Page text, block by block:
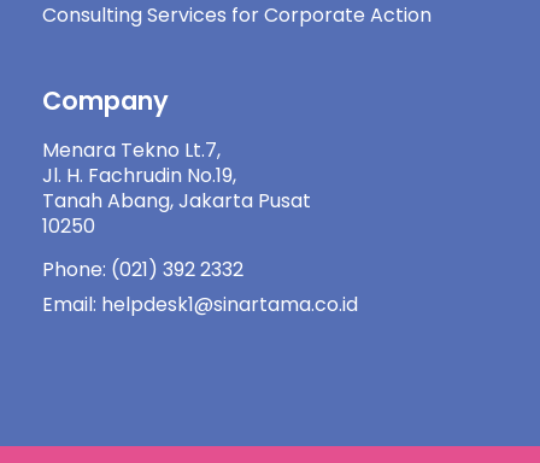
Consulting Services for Corporate Action
Company
Menara Tekno Lt.7,
Jl. H. Fachrudin No.19,
Tanah Abang, Jakarta Pusat
10250
Phone: (021) 392 2332
Email: helpdesk1@sinartama.co.id